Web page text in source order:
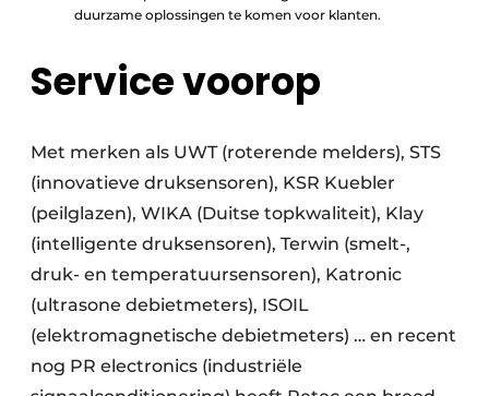
duurzame oplossingen te komen voor klanten.
Service voorop
Met merken als UWT (roterende melders), STS
(innovatieve druksensoren), KSR Kuebler
(peilglazen), WIKA (Duitse topkwaliteit), Klay
(intelligente druksensoren), Terwin (smelt-,
druk- en temperatuursensoren), Katronic
(ultrasone debietmeters), ISOIL
(elektromagnetische debietmeters) … en recent
nog PR electronics (industriële